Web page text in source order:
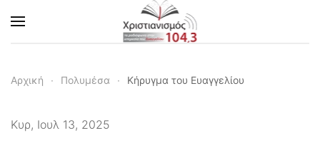
Skip to main content
Αρχική Πολυμέσα Κήρυγμα του Ευαγγελίου
Κυρ, Ιουλ 13, 2025